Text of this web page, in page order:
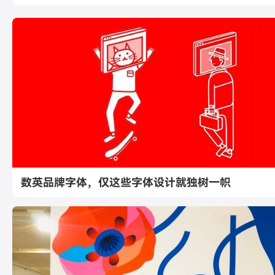
数英品牌字体，仅这些字体设计就独树一帜